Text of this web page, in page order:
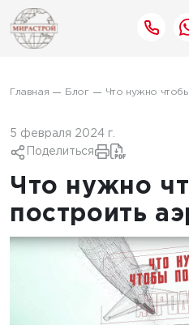
Главная Блог Что нужно
5 февраля 2024 г.
Поделиться
Что нужно
построить